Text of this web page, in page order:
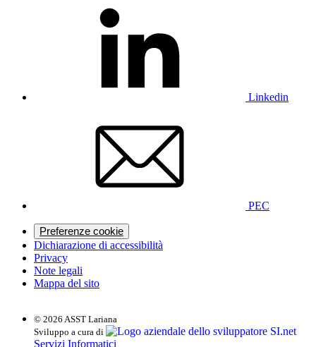
Linkedin
PEC
Preferenze cookie
Dichiarazione di accessibilità
Privacy
Note legali
Mappa del sito
© 2026 ASST Lariana
Sviluppo a cura di
SI.net
Servizi Informatici